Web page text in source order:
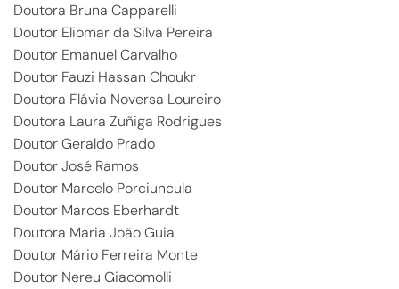
Doutora Bruna Capparelli
Doutor Eliomar da Silva Pereira
Doutor Emanuel Carvalho
Doutor Fauzi Hassan Choukr
Doutora Flávia Noversa Loureiro
Doutora Laura Zuñiga Rodrigues
Doutor Geraldo Prado
Doutor José Ramos
Doutor Marcelo Porciuncula
Doutor Marcos Eberhardt
Doutora Maria João Guia
Doutor Mário Ferreira Monte
Doutor Nereu Giacomolli